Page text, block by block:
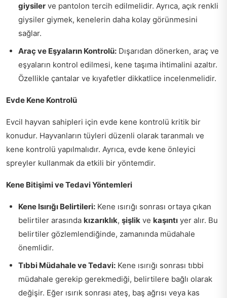
giysiler ve pantolon tercih edilmelidir. Ayrıca, açık renkli
giysiler giymek, kenelerin daha kolay görünmesini
sağlar.
Araç ve Eşyaların Kontrolü: Dışarıdan dönerken, araç ve
eşyaların kontrol edilmesi, kene taşıma ihtimalini azaltır.
Özellikle çantalar ve kıyafetler dikkatlice incelenmelidir.
Evde Kene Kontrolü
Evcil hayvan sahipleri için evde kene kontrolü kritik bir
konudur. Hayvanların tüyleri düzenli olarak taranmalı ve
kene kontrolü yapılmalıdır. Ayrıca, evde kene önleyici
spreyler kullanmak da etkili bir yöntemdir.
Kene Bitişimi ve Tedavi Yöntemleri
Kene Isırığı Belirtileri: Kene ısırığı sonrası ortaya çıkan
belirtiler arasında kızarıklık, şişlik ve kaşıntı yer alır. Bu
belirtiler gözlemlendiğinde, zamanında müdahale
önemlidir.
Tıbbi Müdahale ve Tedavi: Kene ısırığı sonrası tıbbi
müdahale gerekip gerekmediği, belirtilere bağlı olarak
değişir. Eğer ısırık sonrası ateş, baş ağrısı veya kas